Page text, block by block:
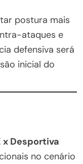
postura mais
ataques e
defensiva será
inicial do
x Desportiva
no cenário